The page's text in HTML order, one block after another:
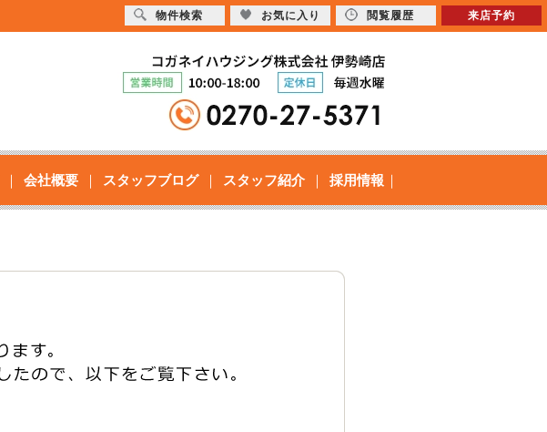
会社概要 スタッフブログ スタッフ紹介 採用情報
物件検索 お気に入り 閲覧履歴 来店予約